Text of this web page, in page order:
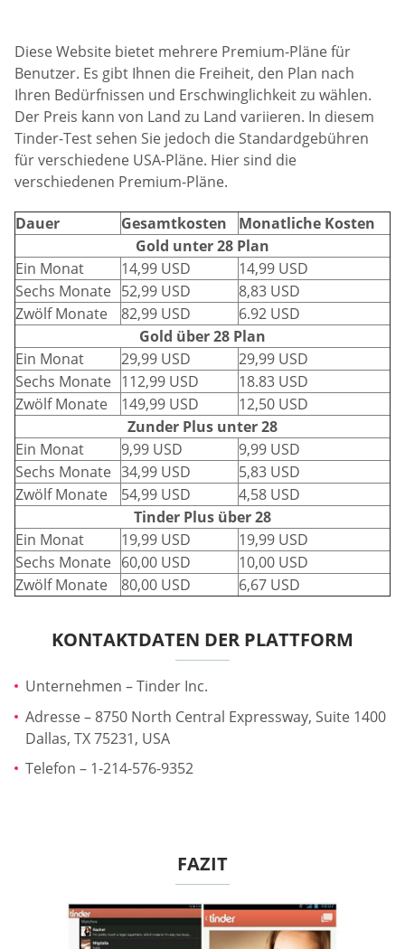
Diese Website bietet mehrere Premium-Pläne für
Benutzer. Es gibt Ihnen die Freiheit, den Plan nach
Ihren Bedürfnissen und Erschwinglichkeit zu wählen.
Der Preis kann von Land zu Land variieren. In diesem
Tinder-Test sehen Sie jedoch die Standardgebühren
für verschiedene USA-Pläne. Hier sind die
verschiedenen Premium-Pläne.
Dauer Gesamtkosten
Monatliche Kosten
Gold unter 28 Plan
Ein Monat
14,99 USD
14,99 USD
Sechs Monate 52,99 USD
8,83 USD
Zwölf Monate
82,99 USD
6.92 USD
Gold über 28 Plan
Ein Monat
29,99 USD
29,99 USD
Sechs Monate 112,99 USD
18.83 USD
Zwölf Monate
149,99 USD
12,50 USD
Zunder Plus unter 28
Ein Monat
9,99 USD
9,99 USD
Sechs Monate 34,99 USD
5,83 USD
Zwölf Monate
54,99 USD
4,58 USD
Tinder Plus über 28
Ein Monat
19,99 USD
19,99 USD
Sechs Monate 60,00 USD
10,00 USD
Zwölf Monate
80,00 USD 6,67 USD
KONTAKTDATEN DER PLATTFORM
Unternehmen – Tinder Inc.
Adresse – 8750 North Central Expressway, Suite 1400
Dallas, TX 75231, USA
Telefon – 1-214-576-9352
FAZIT